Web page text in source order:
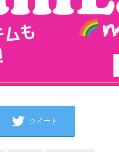
ツイート